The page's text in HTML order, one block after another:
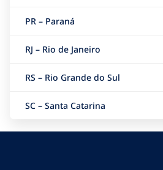
PR – Paraná
RJ – Rio de Janeiro
RS – Rio Grande do Sul
SC – Santa Catarina